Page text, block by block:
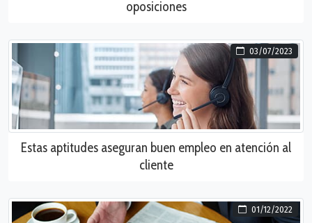
oposiciones
03/07/2023
Estas aptitudes aseguran buen empleo en atención al
cliente
01/12/2022